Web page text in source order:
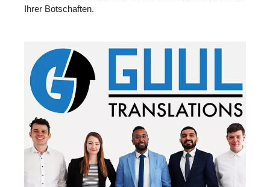
Ihrer Botschaften.